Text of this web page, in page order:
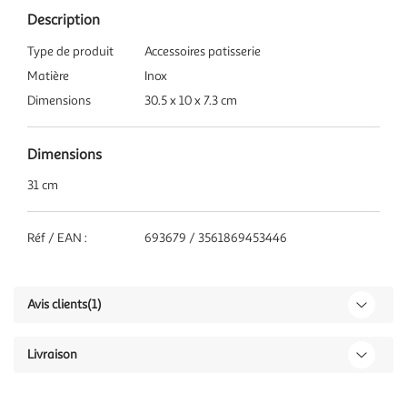
Description
Type de produit
Accessoires patisserie
Matière
Inox
Dimensions
30.5 x 10 x 7.3 cm
Dimensions
31 cm
Réf / EAN : 693679 / 3561869453446
Avis clients(1)
Livraison